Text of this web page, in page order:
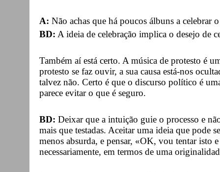
A: Não achas que há poucos álbuns a celebrar o
BD: A ideia de celebração implica o desejo de
Também aí está certo. A música de protesto é
protesto se faz ouvir, a sua causa está-nos
talvez não. Certo é que o discurso político é
parece evitar o que é seguro.
BD: Deixar que a intuição guie o processo e
mais que testadas. Aceitar uma ideia que pode
menos absurda, e pensar, «OK, vou tentar isto
necessariamente, em termos de uma